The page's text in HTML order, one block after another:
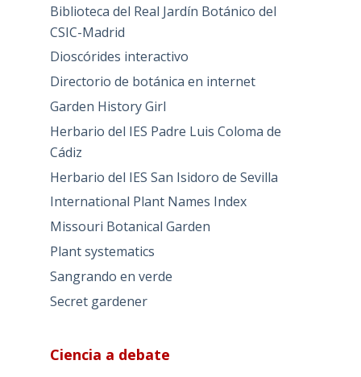
Biblioteca del Real Jardín Botánico del
CSIC-Madrid
Dioscórides interactivo
Directorio de botánica en internet
Garden History Girl
Herbario del IES Padre Luis Coloma de
Cádiz
Herbario del IES San Isidoro de Sevilla
International Plant Names Index
Missouri Botanical Garden
Plant systematics
Sangrando en verde
Secret gardener
Ciencia a debate